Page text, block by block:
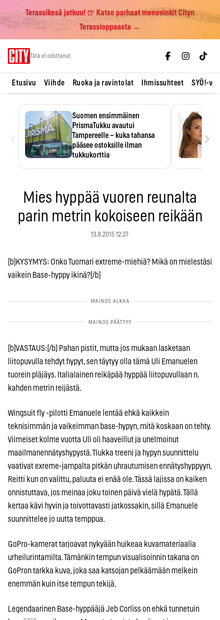
Terassikesä jatkuu! 🍺 Katso parhaat menovinkit Cityn
Terassioppaasta →
Tätä et odottanut
Etusivu Viihde Ruoka ja ravintolat Ihmissuhteet SYÖ!-
Suomen ensimmäinen
PrismaTukku avautui
Tampereelle – kuka tahansa
pääsee ostoksille ilman
tukkukorttia
›
Mies hyppää vuoren reunalta
parin metrin kokoiseen reikään
13.8.2015 12:27
[b]KYSYMYS: Onko Tuomari extreme-miehiä? Mikä on mielestäsi
vaikein Base-hyppy ikinä?[/b]
[b]VASTAUS:[/b] Pahan pistit, mutta jos mukaan lasketaan
liitopuvulla tehdyt hypyt, sen täytyy olla tämä Uli Emanuelen
tuorein pläjäys. Italialainen reikäpää hyppää liitopuvullaan n.
kahden metrin reijästä.
Wingsuit fly -pilotti Emanuele lentää ehkä kaikkein
teknisimmän ja vaikeimman base-hypyn, mitä koskaan on tehty.
Viimeiset kolme vuotta Uli oli haaveillut ja unelmoinut
maailmanennätyshypystä. Tiukka treeni ja hypyn suunnittelu
vaativat exreme-jampalta pitkän uhrautumisen ennätyshyppyyn.
Reitti kun on valittu, paluuta ei enää ole. Tässä lajissa on kaiken
onnistuttava, jos meinaa joku toinen päivä vielä hypätä. Tällä
kertaa kävi hyvin ja toivottavasti jatkossakin, sillä Emanuele
suunnittelee jo uutta temppua.
GoPro-kamerat tarjoavat nykyään huikeaa kuvamateriaalia
urheilurintamilta. Tämänkin tempun visualisoinnin takana on
GoPron tarkka kuva, joka saa katsojan pelkäämään melkein
enemmän kuin itse tempun tekijä.
Legendaarinen Base-hyppääjä Jeb Corliss on ehkä tunnetuin